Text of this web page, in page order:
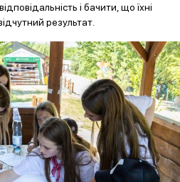
і бачити, що їхні
результат.